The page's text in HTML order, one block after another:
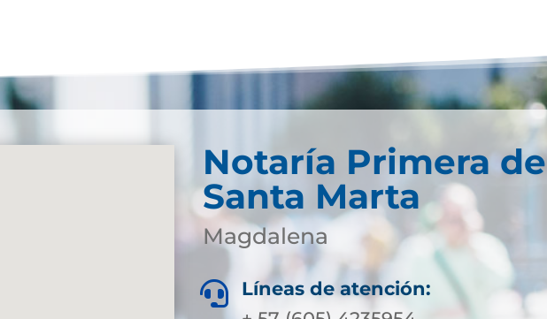
Notaría Primera de
Santa Marta
Magdalena

Líneas de atención: